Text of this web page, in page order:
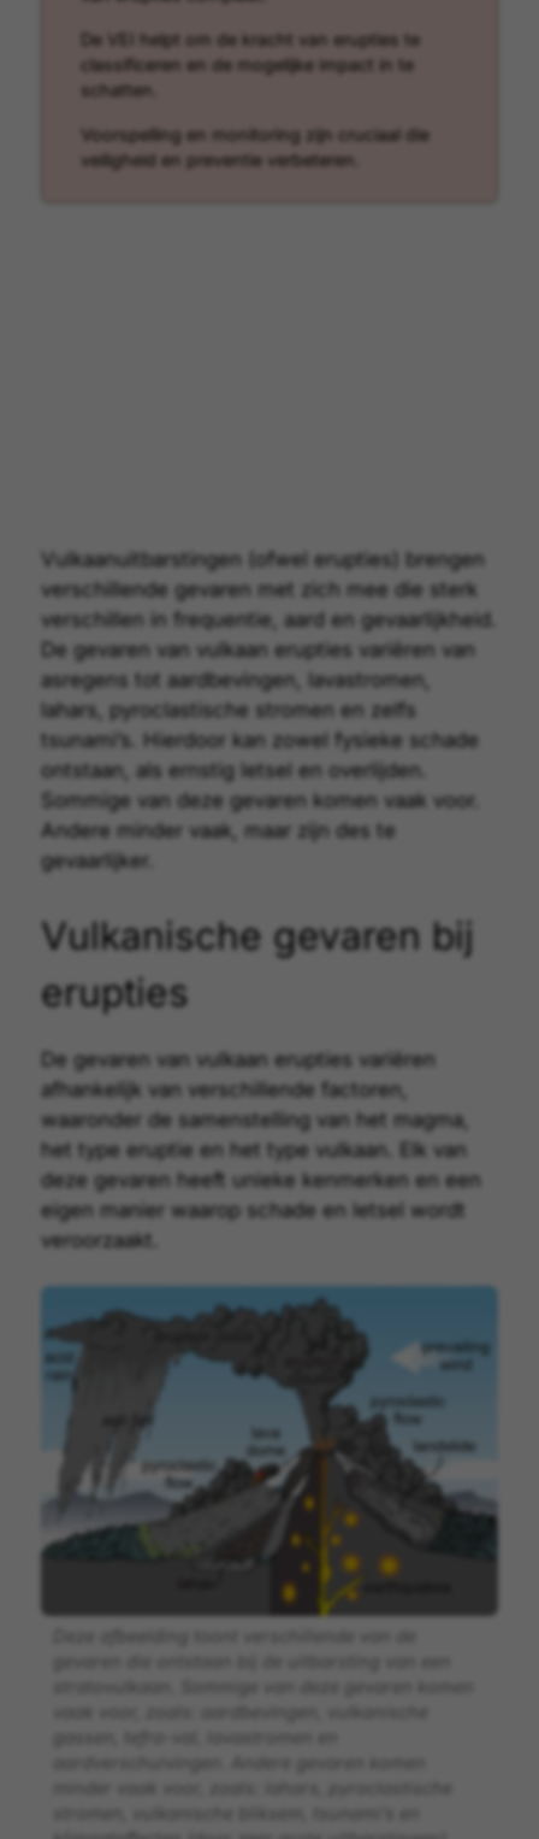
Vulkaanuitbarstingen (ofwel erupties) brengen
verschillende gevaren met zich mee die sterk
verschillen in frequentie, aard en gevaarlijkheid.
De gevaren van vulkaan erupties variëren van
asregens tot aardbevingen, lavastromen,
lahars, pyroclastische stromen en zelfs
tsunami’s. Hierdoor kan zowel fysieke schade
ontstaan, als ernstig letsel en overlijden.
Sommige van deze gevaren komen vaak voor.
Andere minder vaak, maar zijn des te
gevaarlijker.
Vulkanische gevaren bij
erupties
De gevaren van vulkaan erupties variëren
afhankelijk van verschillende factoren,
waaronder de samenstelling van het magma,
het type eruptie en het type vulkaan. Elk van
deze gevaren heeft unieke kenmerken en een
eigen manier waarop schade en letsel wordt
veroorzaakt.
De VEI helpt om de kracht van erupties te
classificeren en de mogelijke impact in te
schatten.
Voorspelling en monitoring zijn cruciaal die
veiligheid en preventie verbeteren.